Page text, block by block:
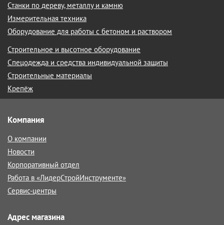
Станки по дереву, металлу и камню
Измерительная техника
Оборудование для работы с бетоном и раствором
Строительное и высотное оборудование
Спецодежда и средства индивидуальной защиты
Строительные материалы
Крепёж
Компания
О компании
Новости
Корпоративный отдел
Работа в «ЛидерСтройИнструменте»
Сервис-центры
Адрес магазина